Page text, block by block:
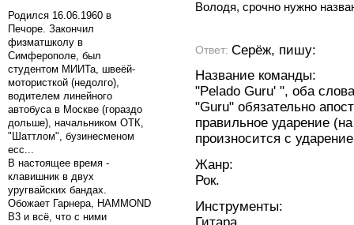
Родился 16.06.1960 в
Печоре. Закончил
физматшколу в
Симферополе, был
студентом МИИТа, швеёй-
мотористкой (недолго),
водителем линейного
автобуса в Москве (гораздо
дольше), начальником ОТК,
"Шаттлом", бузинесменом
ecc...
В настоящее время -
клавишник в двух
уругвайских бандах.
Обожает Гарнера, HAMMOND
B3 и всё, что с ними
Володя, срочно нужно
Ответ:Серёж, пишу:
Название команды:
"Pelado Guru' ", оба
"Guru" обязательно
правильное ударение
произносится с
Жанр:
Рок.
Инструменты:
Гитара.